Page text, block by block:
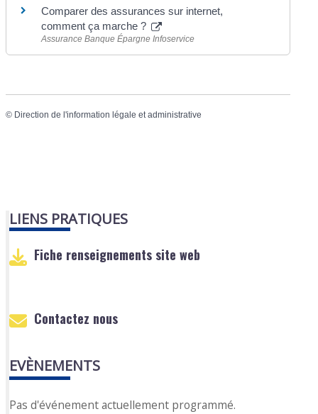
Comparer des assurances sur internet,
comment ça marche ?
Assurance Banque Épargne Infoservice
© Direction de l'information légale et administrative
LIENS PRATIQUES
Fiche renseignements site web
Contactez nous
EVÈNEMENTS
Pas d'événement actuellement programmé.